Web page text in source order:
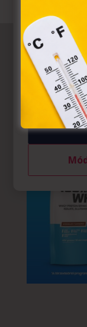
törvény, az
információs
egyes
az Európai
Azon
belül
felhasználó
tárolásához a